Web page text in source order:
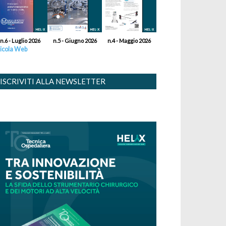
n.6 - Luglio 2026 n.5 - Giugno 2026 n.4 - Maggio 2026
Web
ISCRIVITI ALLA NEWSLETTER